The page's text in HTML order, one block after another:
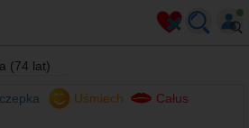
(74 lat)
Uśmiech
Całus